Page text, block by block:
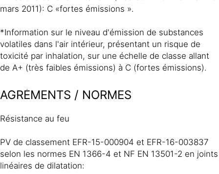
mars 2011): C «fortes émissions ».
*Information sur le niveau d'émission de substances
volatiles dans l'air intérieur, présentant un risque de
toxicité par inhalation, sur une échelle de classe allant
de A+ (très faibles émissions) à C (fortes émissions).
AGRÉMENTS / NORMES
Résistance au feu
PV de classement EFR-15-000904 et EFR-16-003837
selon les normes EN 1366-4 et NF EN 13501-2 en joints
linéaires de dilatation: